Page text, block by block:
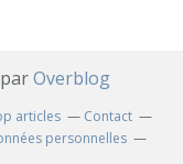
Overblog
articles
Contact
personnelles